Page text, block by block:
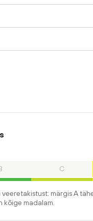
C
märgis A
kõige madalam.